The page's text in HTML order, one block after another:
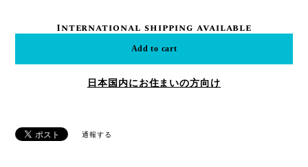
International shipping available
Add to cart
日本国内にお住まいの方向け
通報する